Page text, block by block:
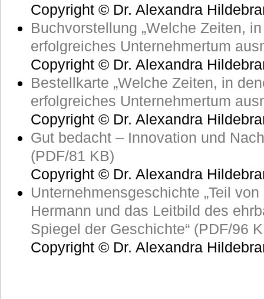
Copyright © Dr. Alexandra
Buchvorstellung „Welche Zeiten,
erfolgreiches Unternehmertum
Copyright © Dr. Alexandra
Bestellkarte „Welche Zeiten, in
erfolgreiches Unternehmertum
Copyright © Dr. Alexandra
Gut bedacht – Innovation und
(PDF/81 KB)
Copyright © Dr. Alexandra
Unternehmensgeschichte „Teil
Hermann und das Leitbild des
Spiegel der Geschichte“ (PDF/96
Copyright © Dr. Alexandra